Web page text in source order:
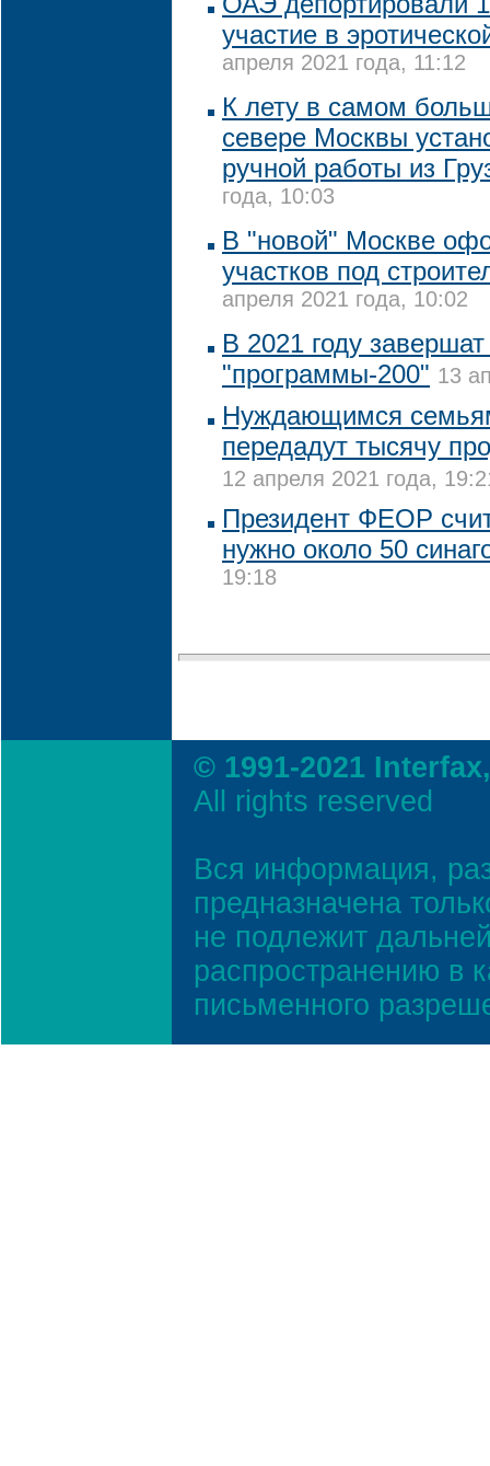
участие в
апреля 2021 года, 11:12
К лету в самом
севере Москвы
ручной работы из
года, 10:03
В "новой" Москве
участков под
апреля 2021 года, 10:02
В 2021 году
"программы-200" 13
Нуждающимся
передадут тысячу
12 апреля 2021 года,
Президент ФЕОР
нужно около 50
19:18
© 1991-2021
All rights reserved
Вся информация,
предназначена
не подлежит
распространению в
письменного